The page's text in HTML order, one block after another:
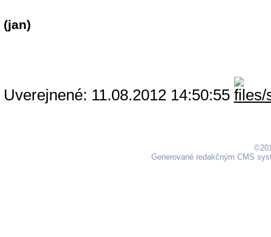
(jan)
Uverejnené: 11.08.2012 14:50:55
Generované redakčným CMS